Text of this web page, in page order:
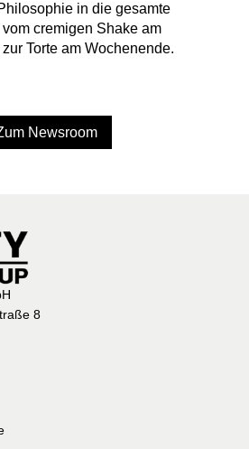
in die gesamte
cremigen Shake am
Torte am Wochenende.
Newsroom
8